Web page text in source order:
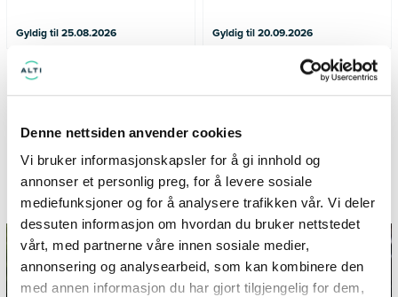
Denne nettsiden anvender cookies
Vi bruker informasjonskapsler for å gi innhold og
annonser et personlig preg, for å levere sosiale
mediefunksjoner og for å analysere trafikken vår. Vi deler
dessuten informasjon om hvordan du bruker nettstedet
vårt, med partnerne våre innen sosiale medier,
annonsering og analysearbeid, som kan kombinere den
med annen informasjon du har gjort tilgjengelig for dem,
Gyldig til 25.08.2026 Gyldig til 20.09.2026
Informasjon og inspirasjon fra City Syd